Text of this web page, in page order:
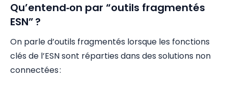
Qu’entend‑on par “outils fragmentés
ESN” ?
On parle d’outils fragmentés lorsque les fonctions
clés de l’ESN sont réparties dans des solutions non
connectées :